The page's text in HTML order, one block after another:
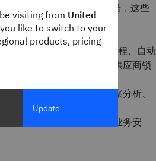
放、集成和信任的持久承诺，这些
实现 AI 的全部价值。
大功能融入到现有的工作流程、自动
需淘汰和更换，同时避免供应商锁
与数据链路，获取更优洞察分析、
与合规治理，保障跨系统业务安
visiting from United
like to switch to your
products, pricing
Update